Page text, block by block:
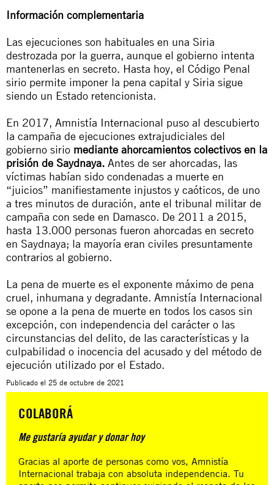
Información complementaria
Las ejecuciones son habituales en una Siria
destrozada por la guerra, aunque el gobierno intenta
mantenerlas en secreto. Hasta hoy, el Código Penal
sirio permite imponer la pena capital y Siria sigue
siendo un Estado retencionista.
En 2017, Amnistía Internacional puso al descubierto
la campaña de ejecuciones extrajudiciales del
gobierno sirio mediante ahorcamientos colectivos en la
prisión de Saydnaya. Antes de ser ahorcadas, las
víctimas habían sido condenadas a muerte en
“juicios” manifiestamente injustos y caóticos, de uno
a tres minutos de duración, ante el tribunal militar de
campaña con sede en Damasco. De 2011 a 2015,
hasta 13.000 personas fueron ahorcadas en secreto
en Saydnaya; la mayoría eran civiles presuntamente
contrarios al gobierno.
La pena de muerte es el exponente máximo de pena
cruel, inhumana y degradante. Amnistía Internacional
se opone a la pena de muerte en todos los casos sin
excepción, con independencia del carácter o las
circunstancias del delito, de las características y la
culpabilidad o inocencia del acusado y del método de
ejecución utilizado por el Estado.
Publicado el 25 de octubre de 2021
COLABORÁ
Me gustaría ayudar y donar hoy
Gracias al aporte de personas como vos, Amnistía
Internacional trabaja con absoluta independencia. Tu